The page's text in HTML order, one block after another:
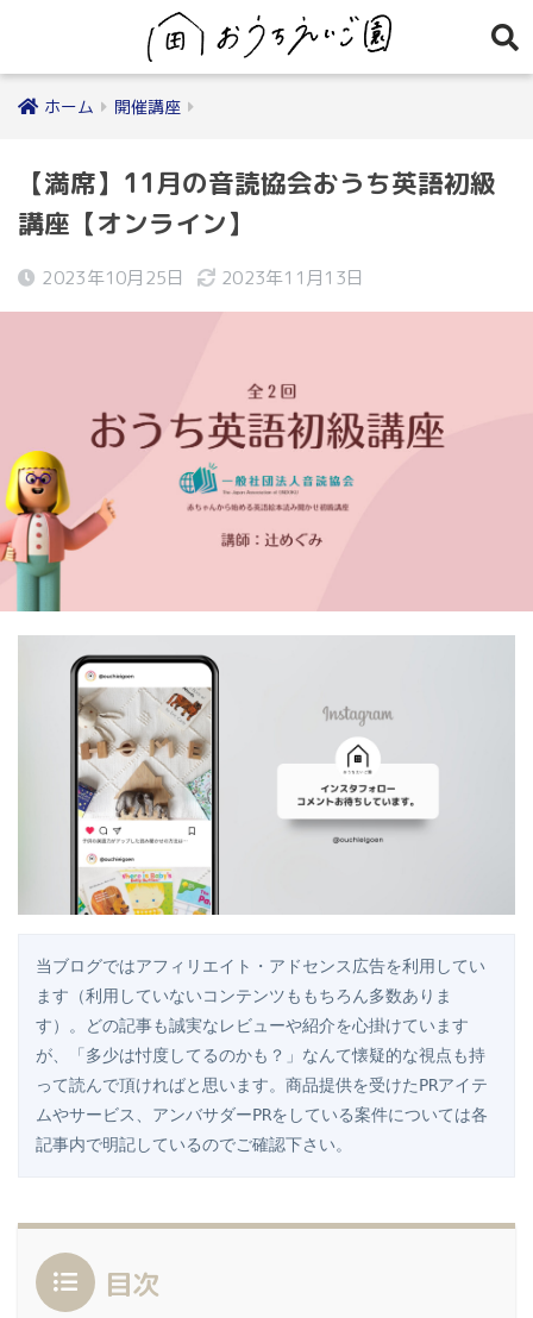
ホーム 開催講座
【満席】11月の音読協会おうち英語初級
講座【オンライン】
2023年10月25日 2023年11月13日
当ブログではアフィリエイト・アドセンス広告を利用してい
ます（利用していないコンテンツももちろん多数ありま
す）。どの記事も誠実なレビューや紹介を心掛けています
が、「多少は忖度してるのかも？」なんて懐疑的な視点も持
って読んで頂ければと思います。商品提供を受けたPRアイテ
ムやサービス、アンバサダーPRをしている案件については各
記事内で明記しているのでご確認下さい。
目次